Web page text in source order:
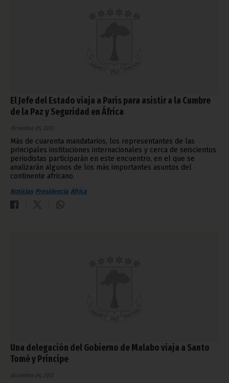
El Jefe del Estado viaja a París para asistir a la Cumbre
de la Paz y Seguridad en África
diciembre 05, 2013
Más de cuarenta mandatarios, los representantes de las
principales instituciones internacionales y cerca de seiscientos
periodistas participarán en este encuentro, en el que se
analizarán algunos de los más importantes asuntos del
continente africano.
Noticias Presidencia África
Una delegación del Gobierno de Malabo viaja a Santo
Tomé y Príncipe
diciembre 04, 2013